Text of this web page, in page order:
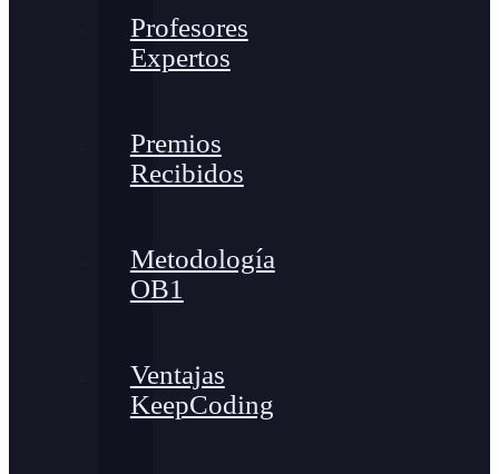
Profesores
Expertos
Premios
Recibidos
Metodología
OB1
Ventajas
KeepCoding